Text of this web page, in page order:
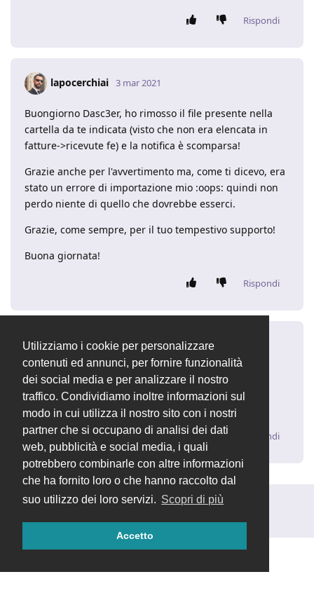
Utilizziamo i cookie per personalizzare
contenuti ed annunci, per fornire funzionalità
dei social media e per analizzare il nostro
traffico. Condividiamo inoltre informazioni sul
modo in cui utilizza il nostro sito con i nostri
partner che si occupano di analisi dei dati
web, pubblicità e social media, i quali
potrebbero combinarle con altre informazioni
che ha fornito loro o che hanno raccolto dal
suo utilizzo dei loro servizi. Scopri di più
Accetto
Rispondi
lapocerchiai 3 mar 2021
Buongiorno Dasc3er, ho rimosso il file presente nella
cartella da te indicata (visto che non era elencata in
fatture->ricevute fe) e la notifica è scomparsa!
Grazie anche per l'avvertimento ma, come ti dicevo, era
stato un errore di importazione mio :oops: quindi non
perdo niente di quello che dovrebbe esserci.
Grazie, come sempre, per il tuo tempestivo supporto!
Buona giornata!
Rispondi
S sajo 3 mar 2021
confermo che cancellando i file, che davano l'avviso,
nella cartella problema risolto.
grazie.
Rispondi
Rispondi alla discussione...